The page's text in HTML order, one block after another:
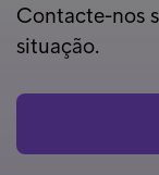
Contacte-nos
situação.